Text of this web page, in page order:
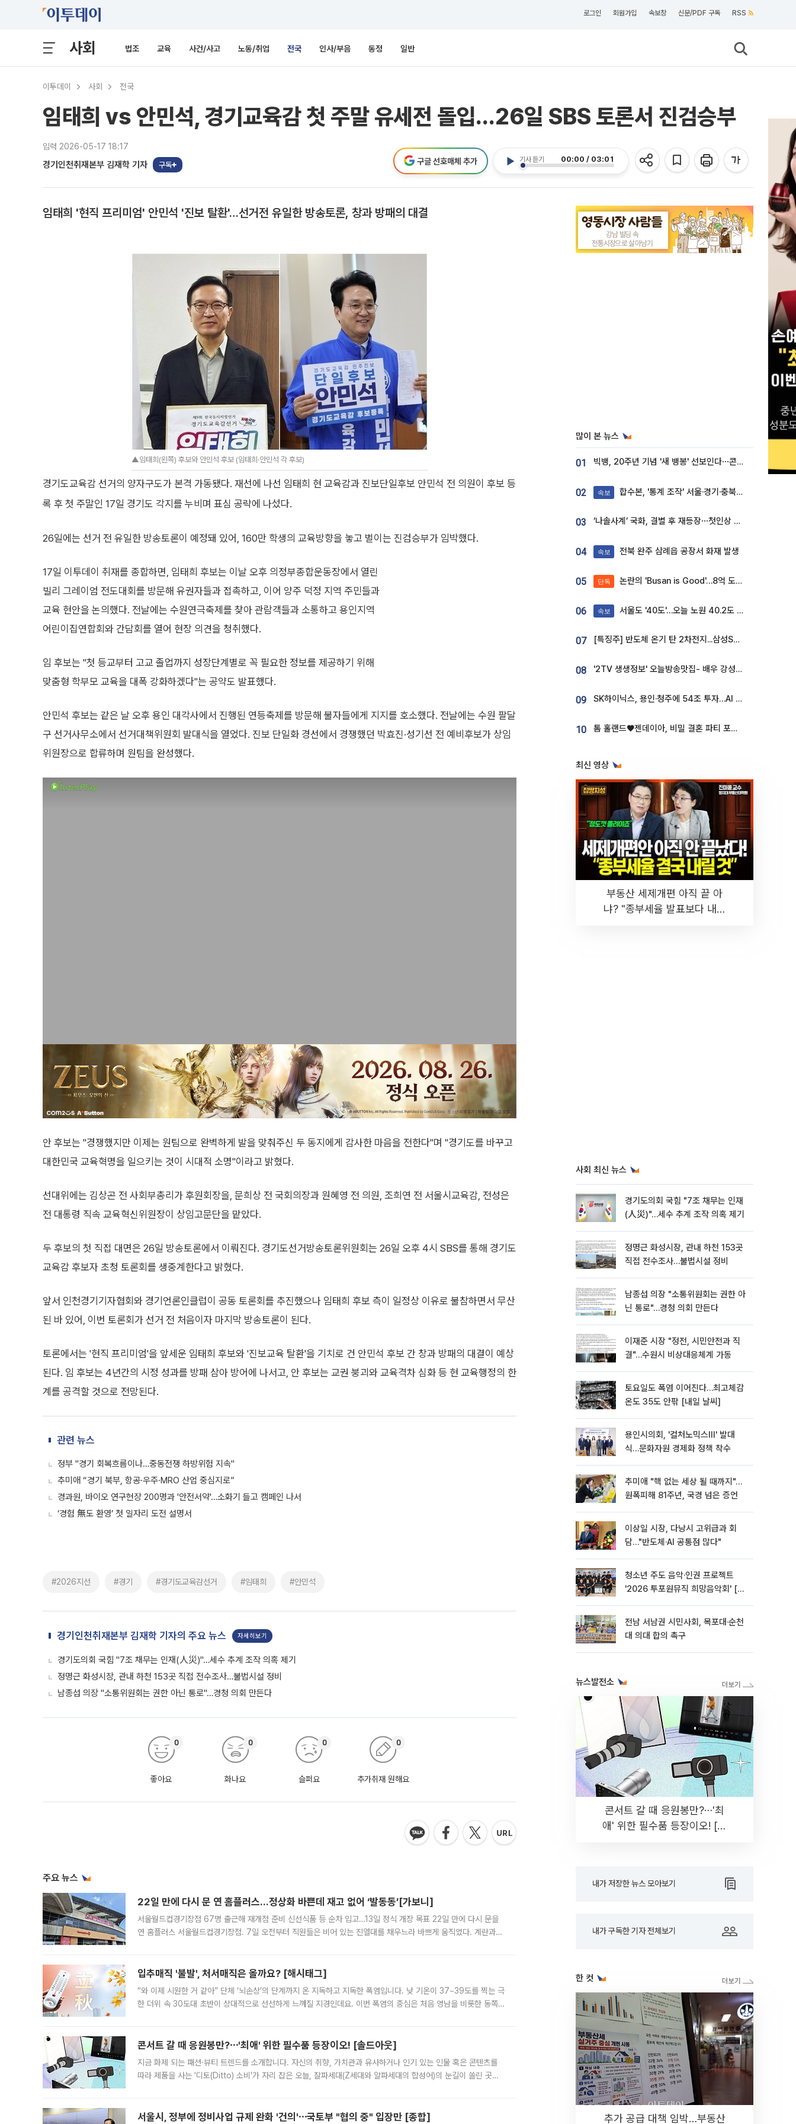
로그인 회원가입 속보창 신문/PDF 구독 RSS
사회 법조 교육 사건/사고 노동/취업 전국 인사/부음 동정 일반
이투데이 사회 전국
임태희 vs 안민석, 경기교육감 첫 주말 유세전 돌입…26일 SBS 토론서 진검승부
입력 2026-05-17 18:17
경기인천취재본부 김재학 기자 구독
기사 듣기 00:00 / 03:01
구글 선호매체 추가
임태희 '현직 프리미엄' 안민석 '진보 탈환'…선거전 유일한 방송토론, 창과 방패의 대결
▲임태희(왼쪽) 후보와 안민석 후보 (임태희·안민석 각 후보)
경기도교육감 선거의 양자구도가 본격 가동됐다. 재선에 나선 임태희 현 교육감과 진보단일후보 안민석 전 의원이 후보 등
록 후 첫 주말인 17일 경기도 각지를 누비며 표심 공략에 나섰다.
26일에는 선거 전 유일한 방송토론이 예정돼 있어, 160만 학생의 교육방향을 놓고 벌이는 진검승부가 임박했다.
17일 이투데이 취재를 종합하면, 임태희 후보는 이날 오후 의정부종합운동장에서 열린
빌리 그레이엄 전도대회를 방문해 유권자들과 접촉하고, 이어 양주 덕정 지역 주민들과
교육 현안을 논의했다. 전날에는 수원연극축제를 찾아 관람객들과 소통하고 용인지역
어린이집연합회와 간담회를 열어 현장 의견을 청취했다.
임 후보는 "첫 등교부터 고교 졸업까지 성장단계별로 꼭 필요한 정보를 제공하기 위해
맞춤형 학부모 교육을 대폭 강화하겠다"는 공약도 발표했다.
안민석 후보는 같은 날 오후 용인 대각사에서 진행된 연등축제를 방문해 불자들에게 지지를 호소했다. 전날에는 수원 팔달
구 선거사무소에서 선거대책위원회 발대식을 열었다. 진보 단일화 경선에서 경쟁했던 박효진·성기선 전 예비후보가 상임
위원장으로 합류하며 원팀을 완성했다.
안 후보는 "경쟁했지만 이제는 원팀으로 완벽하게 발을 맞춰주신 두 동지에게 감사한 마음을 전한다"며 "경기도를 바꾸고
대한민국 교육혁명을 일으키는 것이 시대적 소명"이라고 밝혔다.
선대위에는 김상곤 전 사회부총리가 후원회장을, 문희상 전 국회의장과 원혜영 전 의원, 조희연 전 서울시교육감, 전성은
전 대통령 직속 교육혁신위원장이 상임고문단을 맡았다.
두 후보의 첫 직접 대면은 26일 방송토론에서 이뤄진다. 경기도선거방송토론위원회는 26일 오후 4시 SBS를 통해 경기도
교육감 후보자 초청 토론회를 생중계한다고 밝혔다.
앞서 인천경기기자협회와 경기언론인클럽이 공동 토론회를 추진했으나 임태희 후보 측이 일정상 이유로 불참하면서 무산
된 바 있어, 이번 토론회가 선거 전 처음이자 마지막 방송토론이 된다.
토론에서는 '현직 프리미엄'을 앞세운 임태희 후보와 '진보교육 탈환'을 기치로 건 안민석 후보 간 창과 방패의 대결이 예상
된다. 임 후보는 4년간의 시정 성과를 방패 삼아 방어에 나서고, 안 후보는 교권 붕괴와 교육격차 심화 등 현 교육행정의 한
계를 공격할 것으로 전망된다.
관련 뉴스
정부 "경기 회복흐름이나…중동전쟁 하방위험 지속"
추미애 “경기 북부, 항공·우주·MRO 산업 중심지로”
경과원, 바이오 연구현장 200명과 '안전서약'…소화기 들고 캠페인 나서
‘경험 無도 환영’ 첫 일자리 도전 설명서
#2026지선 #경기 #경기도교육감선거 #임태희 #안민석
경기인천취재본부 김재학 기자의 주요 뉴스 자세히보기
경기도의회 국힘 "7조 채무는 인재(人災)"…세수 추계 조작 의혹 제기
정명근 화성시장, 관내 하천 153곳 직접 전수조사…불법시설 정비
남종섭 의장 "소통위원회는 권한 아닌 통로"…경청 의회 만든다
좋아요
0
화나요
0
슬퍼요
0
추가취재 원해요
0
주요 뉴스
22일 만에 다시 문 연 홈플러스…정상화 바쁜데 재고 없어 ‘발동동’[가보니]
서울월드컵경기장점 67명 출근해 재개점 준비 신선식품 등 순차 입고…13일 정식 개장 목표 22일 만에 다시 문을
연 홈플러스 서울월드컵경기장점. 7일 오전부터 직원들은 비어 있는 진열대를 채우느라 바쁘게 움직였다. 계란과
입추매직 '불발', 처서매직은 올까요? [해시태그]
“와 이제 시원한 거 같아” 단체 ‘뇌손상’의 단계까지 온 지독하고 지독한 폭염입니다. 낮 기온이 37~39도를 찍는 극
한 더위 속 30도대 초반이 상대적으로 선선하게 느껴질 지경인데요. 이번 폭염의 중심은 처음 영남을 비롯한 동쪽
콘서트 갈 때 응원봉만?⋯'최애' 위한 필수품 등장이오! [솔드아웃]
지금 화제 되는 패션·뷰티 트렌드를 소개합니다. 자신의 취향, 가치관과 유사하거나 인기 있는 인물 혹은 콘텐츠를
따라 제품을 사는 '디토(Ditto) 소비'가 자리 잡은 오늘, 잘파세대(Z세대와 알파세대의 합성어)의 눈길이 쏠린 곳은
서울시, 정부에 정비사업 규제 완화 '건의'⋯국토부 "협의 중" 입장만 [종합]
많이 본 뉴스
01 빅뱅, 20주년 기념 '새 뱅봉' 선보인다⋯콘서트 앞두고 팝업 개최
02 속보 합수본, '통계 조작' 서울·경기·충북 선관위 등 추가 압수수색
03 ‘나솔사계’ 국화, 결별 후 재등장⋯첫인상 투표 휩쓸고 ‘인기녀’ 등극
04 속보 전북 완주 삼례읍 공장서 화재 발생
05 단독 논란의 'Busan is Good'…8억 도시브랜드, 용산 대통령실 CI 업체가 수행
06 속보 서울도 '40도'…오늘 노원 40.2도 기록
07 [특징주] 반도체 온기 탄 2차전지...삼성SDI, 장 초반 7% 넘게 껑충
08 '2TV 생생정보' 오늘방송맛집- 배우 강성진 단골! 쌀국수ㆍ푸팟퐁 커리 맛집 '블○○○'
09 SK하이닉스, 용인·청주에 54조 투자…AI 메모리 생산기지 키운다
10 톰 홀랜드♥젠데이아, 비밀 결혼 파티 포착⋯호텔 대관비만 9억
최신 영상
부동산 세제개편 아직 끝 아
냐? "종부세율 발표보다 내릴
사회 최신 뉴스
경기도의회 국힘 "7조 채무는 인재
(人災)"…세수 추계 조작 의혹 제기
정명근 화성시장, 관내 하천 153곳
직접 전수조사…불법시설 정비
남종섭 의장 "소통위원회는 권한 아
닌 통로"…경청 의회 만든다
이재준 시장 "정전, 시민안전과 직
결"…수원시 비상대응체계 가동
토요일도 폭염 이어진다…최고체감
온도 35도 안팎 [내일 날씨]
용인시의회, '컬처노믹스Ⅲ' 발대
식…문화자원 경제화 정책 착수
추미애 "핵 없는 세상 될 때까지"…
원폭피해 81주년, 국경 넘은 증언
이상일 시장, 다낭시 고위급과 회
담…"반도체·AI 공통점 많다"
청소년 주도 음악·인권 프로젝트
'2026 투포원뮤직 희망음악회' [포
전남 서남권 시민사회, 목포대·순천
대 의대 합의 촉구
뉴스발전소
콘서트 갈 때 응원봉만?⋯'최
애' 위한 필수품 등장이오! [솔
내가 저장한 뉴스 모아보기
내가 구독한 기자 전체보기
한 컷
추가 공급 대책 임박…부동산